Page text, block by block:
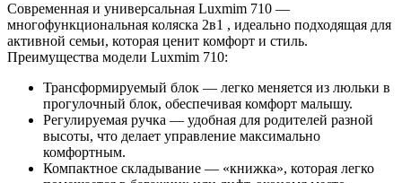
Современная и универсальная Luxmim 710 —
многофункциональная коляска 2в1 , идеально подходящая для
активной семьи, которая ценит комфорт и стиль.
Преимущества модели Luxmim 710:
Трансформируемый блок — легко меняется из люльки в
прогулочный блок, обеспечивая комфорт малышу.
Регулируемая ручка — удобная для родителей разной
высоты, что делает управление максимально
комфортным.
Компактное складывание — «книжка», которая легко